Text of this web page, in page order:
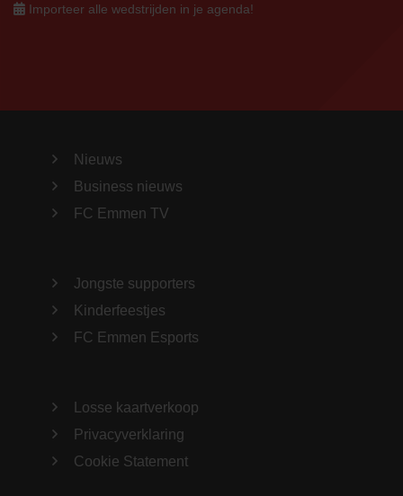
Importeer alle wedstrijden in je agenda!
Nieuws
Business nieuws
FC Emmen TV
Jongste supporters
Kinderfeestjes
FC Emmen Esports
Losse kaartverkoop
Privacyverklaring
Cookie Statement